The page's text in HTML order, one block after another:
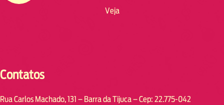
Veja
Contatos
Rua Carlos Machado, 131 – Barra da Tijuca – Cep: 22.775-042